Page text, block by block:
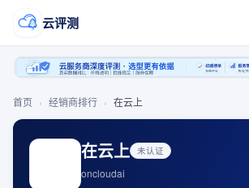
云评测
首页 › 经销商排行 › 在云上
在云上 未认证
oncloudai